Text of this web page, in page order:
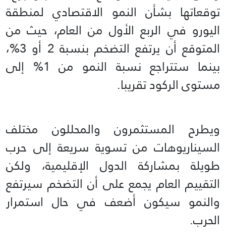
توقعاتها بشأن النمو الاقتصادي لمنطقة
اليورو في الربع الأول من العام، حيث من
المتوقع أن يرتفع التضخم بنسبة 2 أو 3%،
بينما ستتراجع نسبة النمو من 1% إلى
مستوى الركود تقريبا.
ويطرح المستثمرون والمحللون مختلف
السيناريوهات من تسوية سريعة إلى حرب
طويلة بمشاركة الدول الإقليمية، ولكن
التقييم العام يجمع على أن التضخم سيرتفع
والنمو سيكون أضعف في حال استمرار
الحرب.